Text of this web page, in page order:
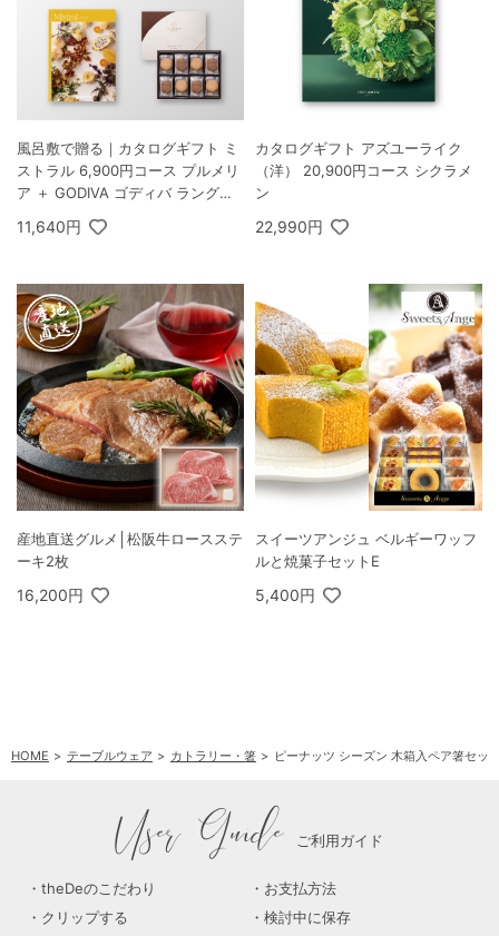
風呂敷で贈る｜カタログギフト ミ
ストラル 6,900円コース プルメリ
ア ＋ GODIVA ゴディバ ラングド
入
11,640円
カタログギフト アズユーライク
（洋） 20,900円コース シクラメ
ン
22,990円
産地直送グルメ│松阪牛ロースステ
ーキ2枚
16,200円
スイーツアンジュ ベルギーワッフ
ルと焼菓子セットE
5,400円
HOME テーブルウェア カトラリー・箸 ピーナッツ シーズン 木箱入ペア箸セッ
User Guide ご利用ガイド
theDeのこだわり
お支払方法
クリップする
検討中に保存